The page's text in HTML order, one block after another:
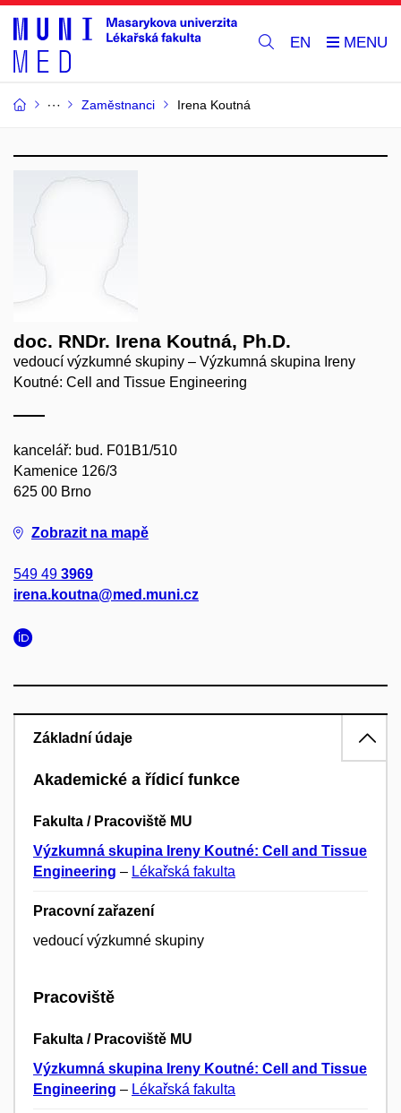
EN
Zaměstnanci Irena Koutná
doc. RNDr. Irena Koutná, Ph.D.
vedoucí výzkumné skupiny – Výzkumná skupina Ireny
Koutné: Cell and Tissue Engineering
kancelář: bud. F01B1/510
Kamenice 126/3
625 00 Brno
Zobrazit na mapě
549 49 3969
irena.koutna@med.muni.cz
Základní údaje
Akademické a řídicí funkce
Fakulta / Pracoviště MU
Výzkumná skupina Ireny Koutné: Cell and Tissue
Engineering – Lékařská fakulta
Pracovní zařazení
vedoucí výzkumné skupiny
Pracoviště
Fakulta / Pracoviště MU
Výzkumná skupina Ireny Koutné: Cell and Tissue
Engineering – Lékařská fakulta